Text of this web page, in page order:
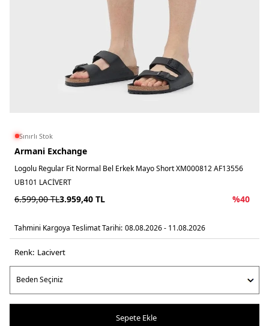
Sınırlı Stok
Armani Exchange
Logolu Regular Fit Normal Bel Erkek Mayo Short XM000812 AF13556
UB101 LACİVERT
6.599,00TL3.959,40 TL %40
Tahmini Kargoya Teslimat Tarihi: 08.08.2026 - 11.08.2026
Renk: laci̇vert
Sepete Ekle